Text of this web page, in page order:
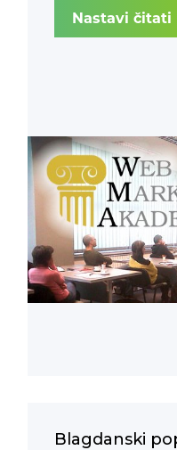
Zagreba.
Nastavi čitati
Blagdanski